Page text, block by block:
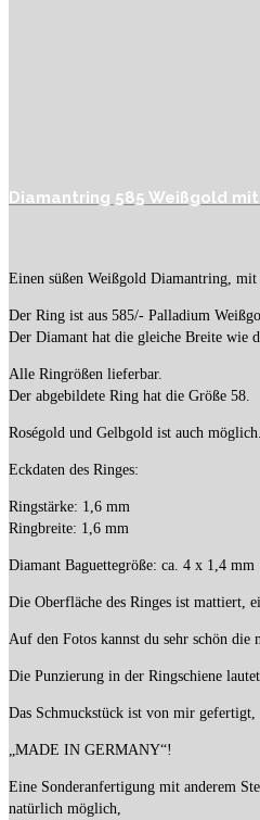
Diamantring 585 Weißgold
Einen süßen Weißgold Diamantring, mit
Der Ring ist aus 585/- Palladium
Der Diamant hat die gleiche Breite wie
Alle Ringrößen lieferbar.
Der abgebildete Ring hat die Größe 58.
Roségold und Gelbgold ist auch möglich.
Eckdaten des Ringes:
Ringstärke: 1,6 mm
Ringbreite: 1,6 mm
Diamant Baguettegröße: ca. 4 x 1,4 mm
Die Oberfläche des Ringes ist mattiert,
Auf den Fotos kannst du sehr schön die
Die Punzierung in der Ringschiene
Das Schmuckstück ist von mir gefertigt,
„MADE IN GERMANY“!
Eine Sonderanfertigung mit anderem
natürlich möglich,